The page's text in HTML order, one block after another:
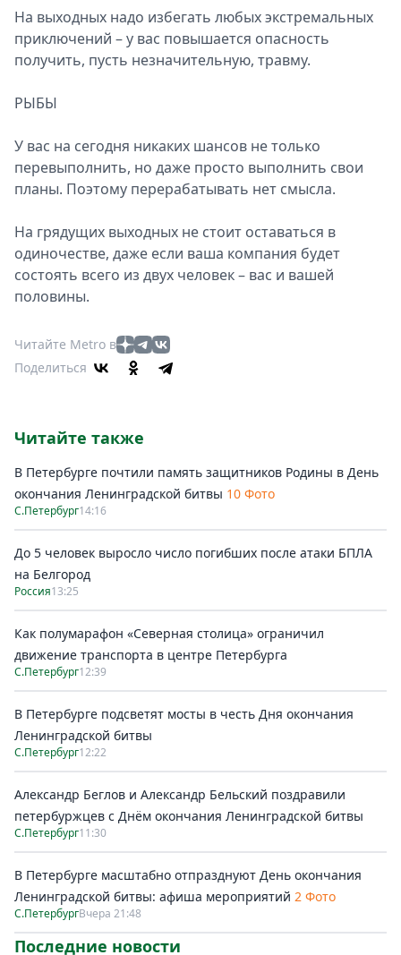
На выходных надо избегать любых экстремальных
приключений – у вас повышается опасность
получить, пусть незначительную, травму.
РЫБЫ
У вас на сегодня никаких шансов не только
перевыполнить, но даже просто выполнить свои
планы. Поэтому перерабатывать нет смысла.
На грядущих выходных не стоит оставаться в
одиночестве, даже если ваша компания будет
состоять всего из двух человек – вас и вашей
половины.
Читайте Metro в
Поделиться
Читайте также
В Петербурге почтили память защитников Родины в День
окончания Ленинградской битвы 10 Фото
С.Петербург14:16
До 5 человек выросло число погибших после атаки БПЛА
на Белгород
Россия13:25
Как полумарафон «Северная столица» ограничил
движение транспорта в центре Петербурга
С.Петербург12:39
В Петербурге подсветят мосты в честь Дня окончания
Ленинградской битвы
С.Петербург12:22
Александр Беглов и Александр Бельский поздравили
петербуржцев с Днём окончания Ленинградской битвы
С.Петербург11:30
В Петербурге масштабно отпразднуют День окончания
Ленинградской битвы: афиша мероприятий 2 Фото
С.ПетербургВчера 21:48
Последние новости